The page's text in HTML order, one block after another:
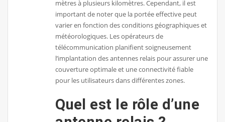
mètres à plusieurs kilomètres. Cependant, il est
important de noter que la portée effective peut
varier en fonction des conditions géographiques et
météorologiques. Les opérateurs de
télécommunication planifient soigneusement
l’implantation des antennes relais pour assurer une
couverture optimale et une connectivité fiable
pour les utilisateurs dans différentes zones.
Quel est le rôle d’une